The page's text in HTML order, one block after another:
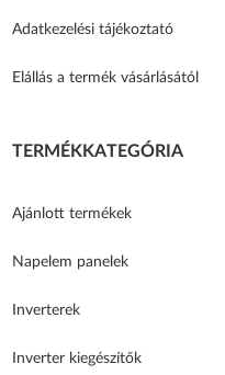
Adatkezelési tájékoztató
Elállás a termék vásárlásától
TERMÉKKATEGÓRIA
Ajánlott termékek
Napelem panelek
Inverterek
Inverter kiegészítők